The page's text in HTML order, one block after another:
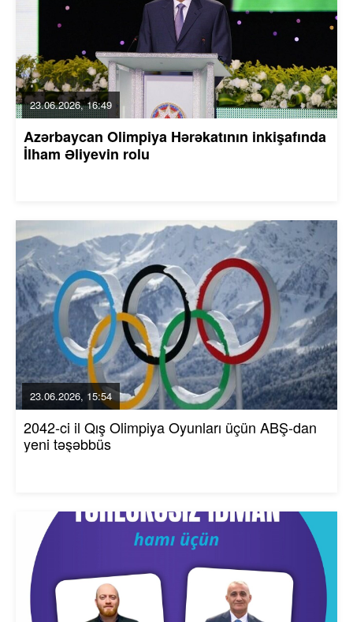
23.06.2026, 16:49
Azərbaycan Olimpiya Hərəkatının inkişafında
İlham Əliyevin rolu
23.06.2026, 15:54
2042-ci il Qış Olimpiya Oyunları üçün ABŞ-dan
yeni təşəbbüs